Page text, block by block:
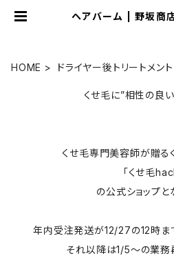
ヘアバーム | 野坂商
HOME ドライヤー後トリートメント
くせ毛に”相性の良
くせ毛専門美容師が贈る
「くせ毛
の公式ショップと
年内受注発送が12/27の12時ま
それ以降は1/5〜の業務